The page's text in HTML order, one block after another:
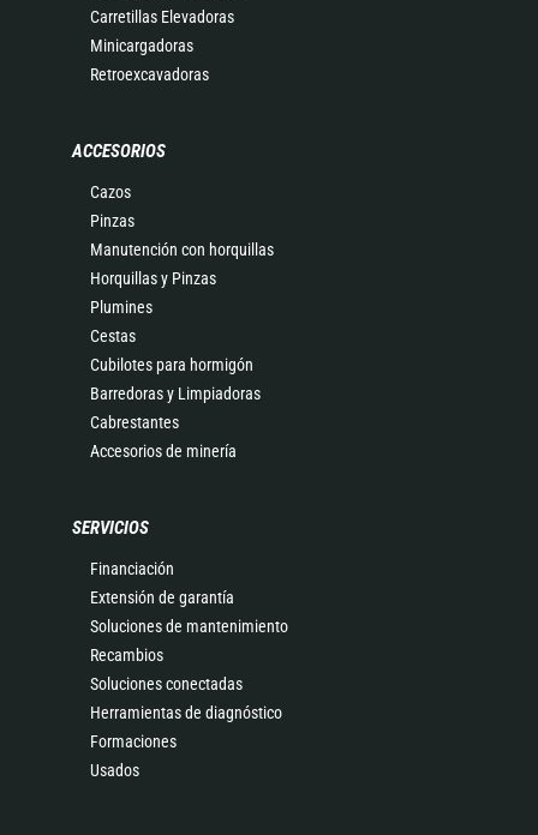
Carretillas Elevadoras
Minicargadoras
Retroexcavadoras
ACCESORIOS
Cazos
Pinzas
Manutención con horquillas
Horquillas y Pinzas
Plumines
Cestas
Cubilotes para hormigón
Barredoras y Limpiadoras
Cabrestantes
Accesorios de minería
SERVICIOS
Financiación
Extensión de garantía
Soluciones de mantenimiento
Recambios
Soluciones conectadas
Herramientas de diagnóstico
Formaciones
Usados